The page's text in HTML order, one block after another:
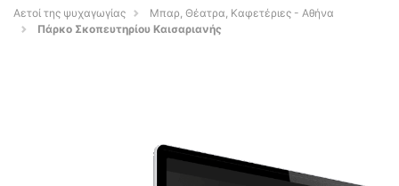
Αετοί της ψυχαγωγίας
Μπαρ, Θέατρα, Καφετέριες - Αθήνα
Πάρκο Σκοπευτηρίου Καισαριανής